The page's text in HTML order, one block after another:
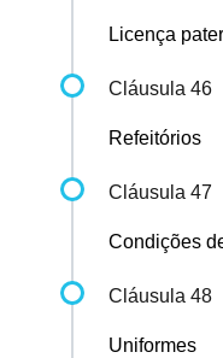
Licença
Cláusula 46
Refeitórios
Cláusula 47
Condições
Cláusula 48
Uniformes